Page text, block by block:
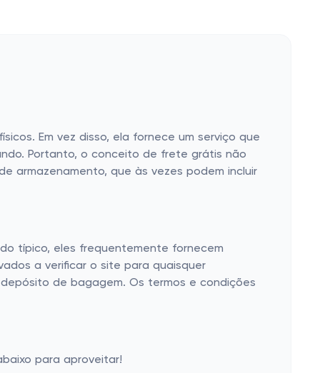
Em vez disso, ela fornece um serviço que
Portanto, o conceito de frete grátis não
armazenamento, que às vezes podem incluir
típico, eles frequentemente fornecem
a verificar o site para quaisquer
de bagagem. Os termos e condições
para aproveitar!